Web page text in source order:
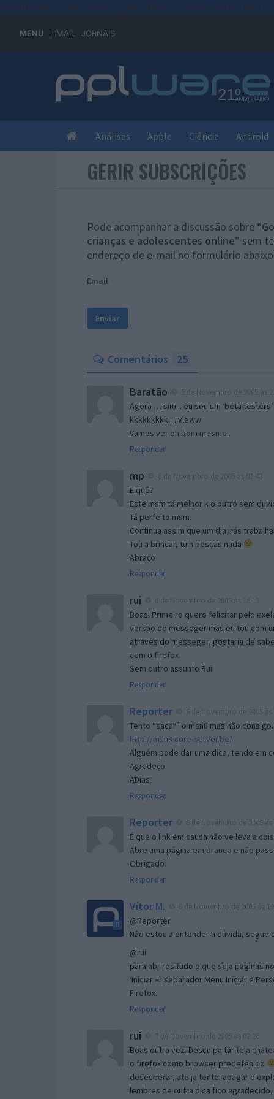
MENU MAIL JORNAIS
Análises Apple Ciência Android
GERIR SUBSCRIÇÕES
Pode acompanhar a discussão sobre “
crianças e adolescentes online” sem
endereço de e-mail no formulário abaixo.
Email
Comentários 25
Baratão
Agora … sim .. eu sou um ‘beta testers’
kkkkkkkkk… vleww
Vamos ver eh bom mesmo..
Responder
mp
E quê?
Este msm ta melhor k o outro sem
Tá perfeito msm.
Continua assim que um dia irás
Tou a brincar, tu n pescas nada
Abraço
Responder
rui
Boas! Primeiro quero felicitar pelo
versao do messeger mas eu tou com
atraves do messeger, gostaria de
com o firefox.
Sem outro assunto Rui
Responder
Reporter
Tento “sacar” o msn8 mas não
http://msn8.core-server.be/
Alguém pode dar uma dica, tendo em
Agradeço.
ADias
Responder
Reporter
É que o link em causa não ve leva a
Abre uma página em branco e não
Obrigado.
Responder
Vítor M.
@Reporter
Não estou a entender a dúvida,
@rui
para abrires tudo o que seja paginas
‘Iniciar »» separador Menu Iniciar e
Firefox.
Responder
rui
Boas outra vez. Desculpa tar te a
o firefox como browser predefenido
desesperar, ate ja tentei apagar o
lembres de outra dica fico